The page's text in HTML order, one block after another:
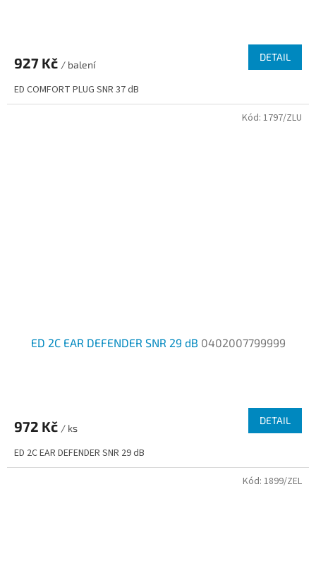
927 Kč / balení
DETAIL
ED COMFORT PLUG SNR 37 dB
ED 2C EAR DEFENDER SNR 29 dB 0402007799999
972 Kč / ks
DETAIL
ED 2C EAR DEFENDER SNR 29 dB
Kód: 1797/ZLU
Kód: 1899/ZEL